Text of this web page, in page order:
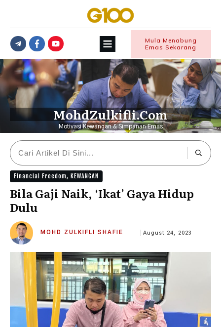
Mula Menabung
Emas Sekarang
MohdZulkifli.Com
Motivasi Kewangan & Simpanan Emas
Financial Freedom, KEWANGAN
Bila Gaji Naik, ‘Ikat’ Gaya Hidup
Dulu
MOHD ZULKIFLI SHAFIE August 24, 2023